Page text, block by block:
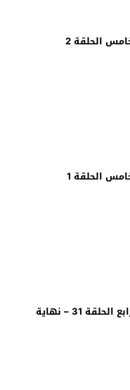
الحلقة 2
الحلقة 1
مسلسل السلطان عبد الحميد الموسم الرابع الحلقة 31 – نهاية